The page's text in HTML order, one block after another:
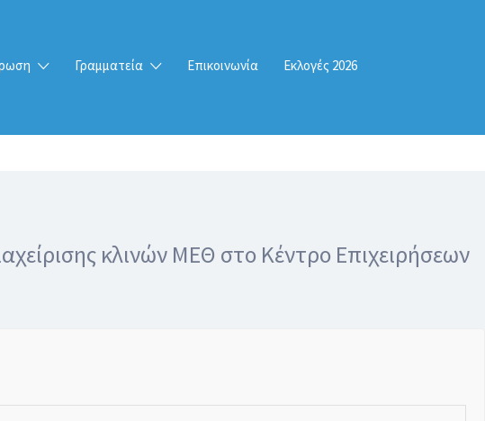
Γραμματεία Επικοινωνία Εκλογές 2026
κλινών ΜΕΘ στο Κέντρο Επιχειρήσεων